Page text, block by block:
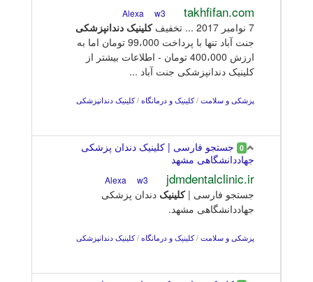
takhfifan.com
w3
7 نوامبر 2017 ... تخفیف کلینیک دندانپزشکی
جنت آباد تنها با پرداخت 99،000 تومان اما به
ارزش 400،000 تومان - اطلاعات بیشتر از
کلینیک دندانپزشکی جنت آباد ...
پزشکی و سلامت /کلینیک و درمانگاه /کلینیک دندانپزشکی
0 جستجو فارسی | کلینیک دندان پزشکی
جهاددانشگاهی مشهد
jdmdentalclinic.ir
w3
جستجو فارسی |کلینیک دندان پزشکی
جهاددانشگاهی مشهد.
پزشکی و سلامت /کلینیک و درمانگاه /کلینیک دندانپزشکی